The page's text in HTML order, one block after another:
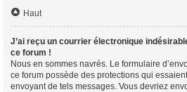
Haut
J’ai reçu un courrier électronique
ce forum !
Nous en sommes navrés. Le formulaire
ce forum possède des protections qui
envoyant de tels messages. Vous devriez